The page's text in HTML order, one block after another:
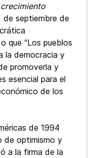
de septiembre de
que “Los pueblos
la democracia y
promoverla y
esencial para el
de los
de 1994
de optimismo y
a la firma de la